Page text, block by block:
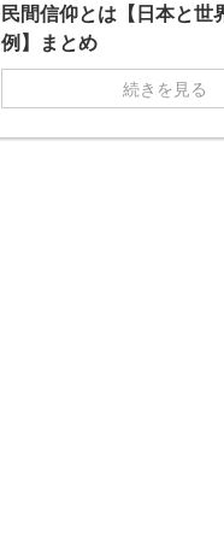
民間信仰とは【日本と世
例】まとめ
続きを見る